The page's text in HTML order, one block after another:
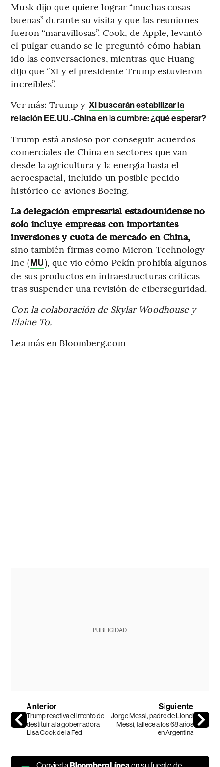
Musk dijo que quiere lograr “muchas cosas
buenas” durante su visita y que las reuniones
fueron “maravillosas”. Cook, de Apple, levantó
el pulgar cuando se le preguntó cómo habían
ido las conversaciones, mientras que Huang
dijo que “Xi y el presidente Trump estuvieron
increíbles”.
Ver más: Trump y Xi buscarán estabilizar la
relación EE.UU.-China en la cumbre: ¿qué esperar?
Trump está ansioso por conseguir acuerdos
comerciales de China en sectores que van
desde la agricultura y la energía hasta el
aeroespacial, incluido un posible pedido
histórico de aviones Boeing.
La delegación empresarial estadounidense no
sólo incluye empresas con importantes
inversiones y cuota de mercado en China,
sino también firmas como Micron Technology
Inc (MU), que vio cómo Pekín prohibía algunos
de sus productos en infraestructuras críticas
tras suspender una revisión de ciberseguridad.
Con la colaboración de Skylar Woodhouse y
Elaine To.
Lea más en Bloomberg.com
PUBLICIDAD
Anterior
Trump reactiva el intento de
destituir a la gobernadora
Lisa Cook de la Fed
Siguiente
Jorge Messi, padre de Lionel
Messi, fallece a los 68 años
en Argentina